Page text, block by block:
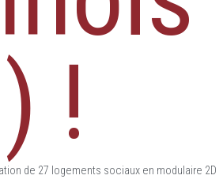
!
de 27 logements sociaux en modulaire 2D